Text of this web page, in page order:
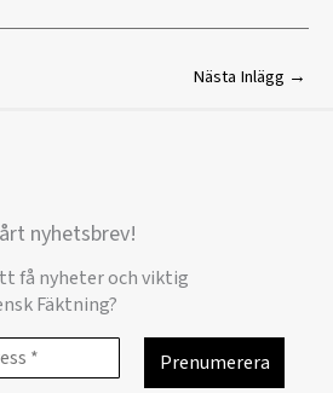
Nästa Inlägg →
nyhetsbrev!
få nyheter och viktig
Fäktning?